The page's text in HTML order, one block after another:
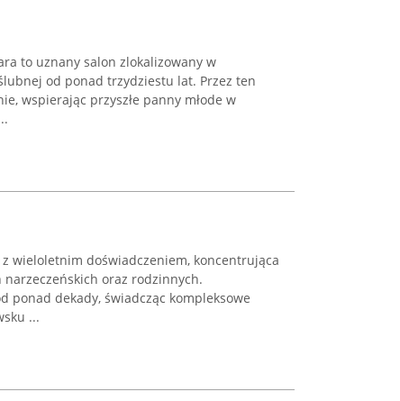
to uznany salon zlokalizowany w
od ponad trzydziestu lat. Przez ten
wspierając przyszłe panny młode w
wieloletnim doświadczeniem, koncentrująca
oraz rodzinnych.
ponad dekady, świadcząc kompleksowe
...